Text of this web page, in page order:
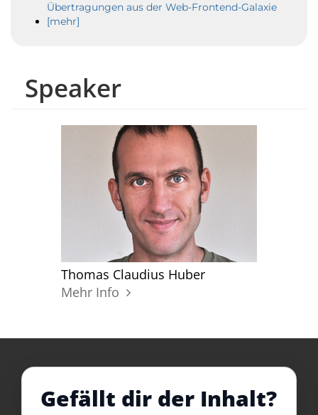
Speaker
Thomas Claudius Huber
Mehr Info
Übertragungen aus der Web-Frontend-Galaxie
[mehr]
Gefällt dir der Inhalt?